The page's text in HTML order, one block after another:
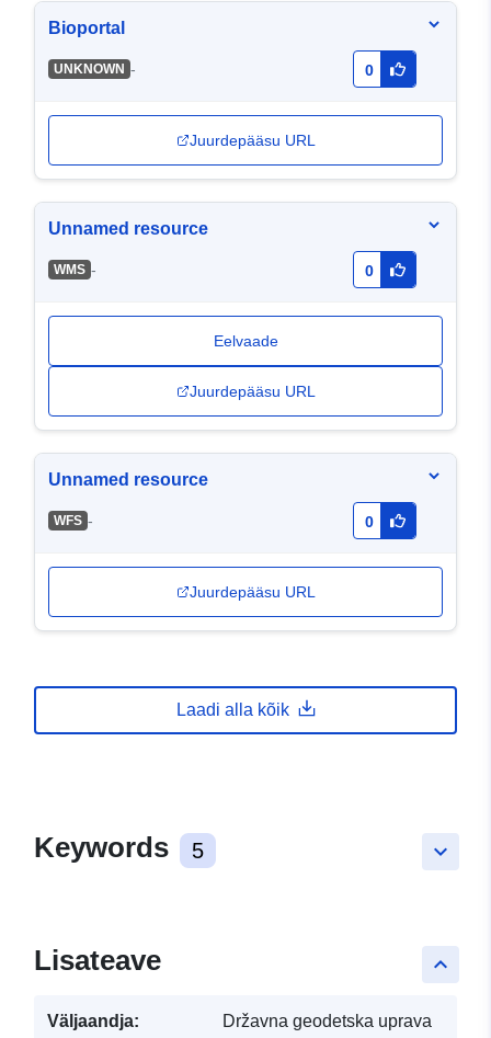
Bioportal
UNKNOWN - 0
Juurdepääsu URL
Unnamed resource
WMS - 0
Eelvaade
Juurdepääsu URL
Unnamed resource
WFS - 0
Juurdepääsu URL
Laadi alla kõik
keyboard_arrow_down
Keywords 5
keyboard_arrow_up
Lisateave
Väljaandja: Državna geodetska uprava